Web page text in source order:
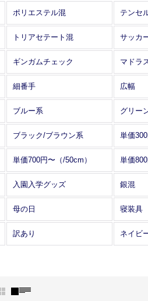
ポリエステル混 テンセ
トリアセテート混 サッカ
ギンガムチェック マドラ
細番手 広幅
ブルー系 グリー
ブラック/ブラウン系 単価
単価700円〜（/50cm） 単価
入園入学グッズ 銀混
母の日 寝装具
訳あり ネイビ